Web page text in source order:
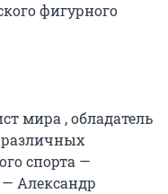
фигурного
мира , обладатель
спорта —
Александр